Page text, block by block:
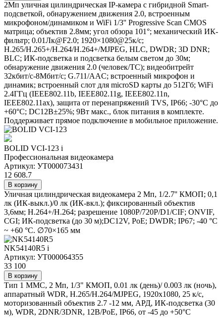
2Мп уличная цилиндрическая IP-камера с гибридной Smart-
подсветкой, обнаружением движения 2.0, встроенным
микрофоном/динамиком и WiFi 1/3'' Progressive Scan CMOS
матрица; объектив 2.8мм; угол обзора 101°; механический ИК-
фильтр; 0.01Лк@F2.0; 1920×1080@25к/с;
H.265/H.265+/H.264/H.264+/MJPEG, HLC, DWDR; 3D DNR;
BLC; ИК-подсветка и подсветка белым светом до 30м;
обнаружение движения 2.0 (человек/ТС); видеобитрейт
32кбит/с-8Мбит/с; G.711/AAC; встроенный микрофон и
динамик; встроенный слот для microSD карты до 512Гб; WiFi
2.4ГГц (IEEE802.11b, IEEE802.11g, IEEE802.11n,
IEEE802.11ax), защита от перенапряжений TVS, IP66; -30°C до
+60°C; DC12В±25%; 9Вт макс., блок питания в комплекте.
Поддерживает прямое подключение в мобильное приложение.
BOLID VCI-123 i
Профессиональная видеокамера
Артикул: УТ000073431
12 608.7
В корзину
Уличная цилиндрическая видеокамера 2 Мп, 1/2.7'' КМОП; 0,1
лк (ИК-выкл.)/0 лк (ИК-вкл.); фиксированный объектив
3,6мм; H.264+/H.264; разрешение 1080P/720P/D1/CIF; ONVIF,
CGI; ИК-подсветка (до 30 м);DC12V, PoE; DWDR; IP67; -40 °C
~ +60 °C. ∅70×165 мм
NK54140R5 i
Артикул: УТ000064355
33 100
В корзину
Тип 1 ММС, 2 Мп, 1/3" КМОП, 0.01 лк (день)/ 0.003 лк (ночь),
аппаратный WDR, H.265/H.264/MJPEG, 1920x1080, 25 к/с,
моторизованный объектив 2.7 -12 мм, АРД, ИК-подсветка (30
м), WDR, 2DNR/3DNR, 12В/PoE, IP66, от -45 до +50°С